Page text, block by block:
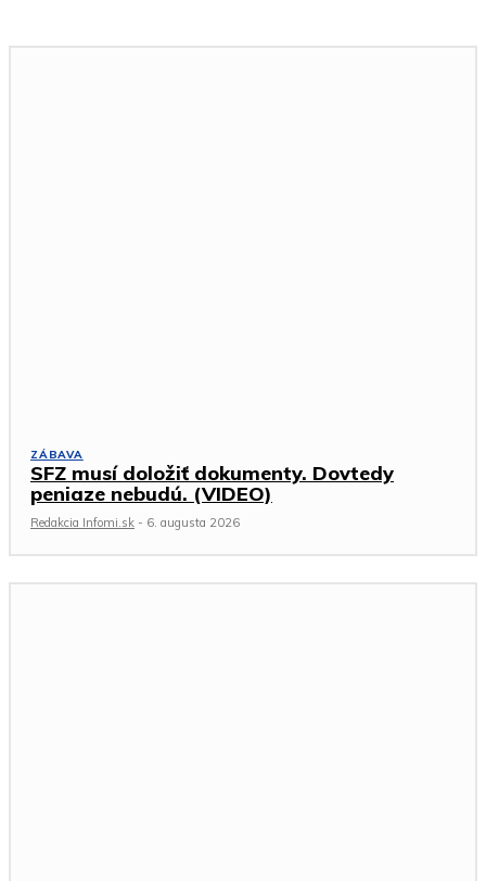
ZÁBAVA
SFZ musí doložiť dokumenty. Dovtedy
peniaze nebudú. (VIDEO)
Redakcia Infomi.sk - 6. augusta 2026